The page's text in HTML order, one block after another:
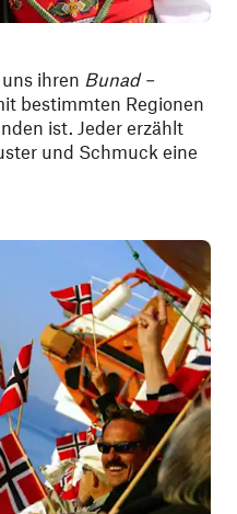
ihren Bunad –
bestimmten Regionen
ist. Jeder erzählt
und Schmuck eine